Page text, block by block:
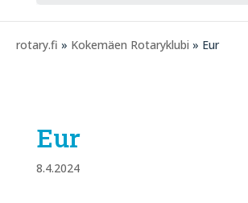
rotary.fi » Kokemäen Rotaryklubi » Eur
Eur
8.4.2024